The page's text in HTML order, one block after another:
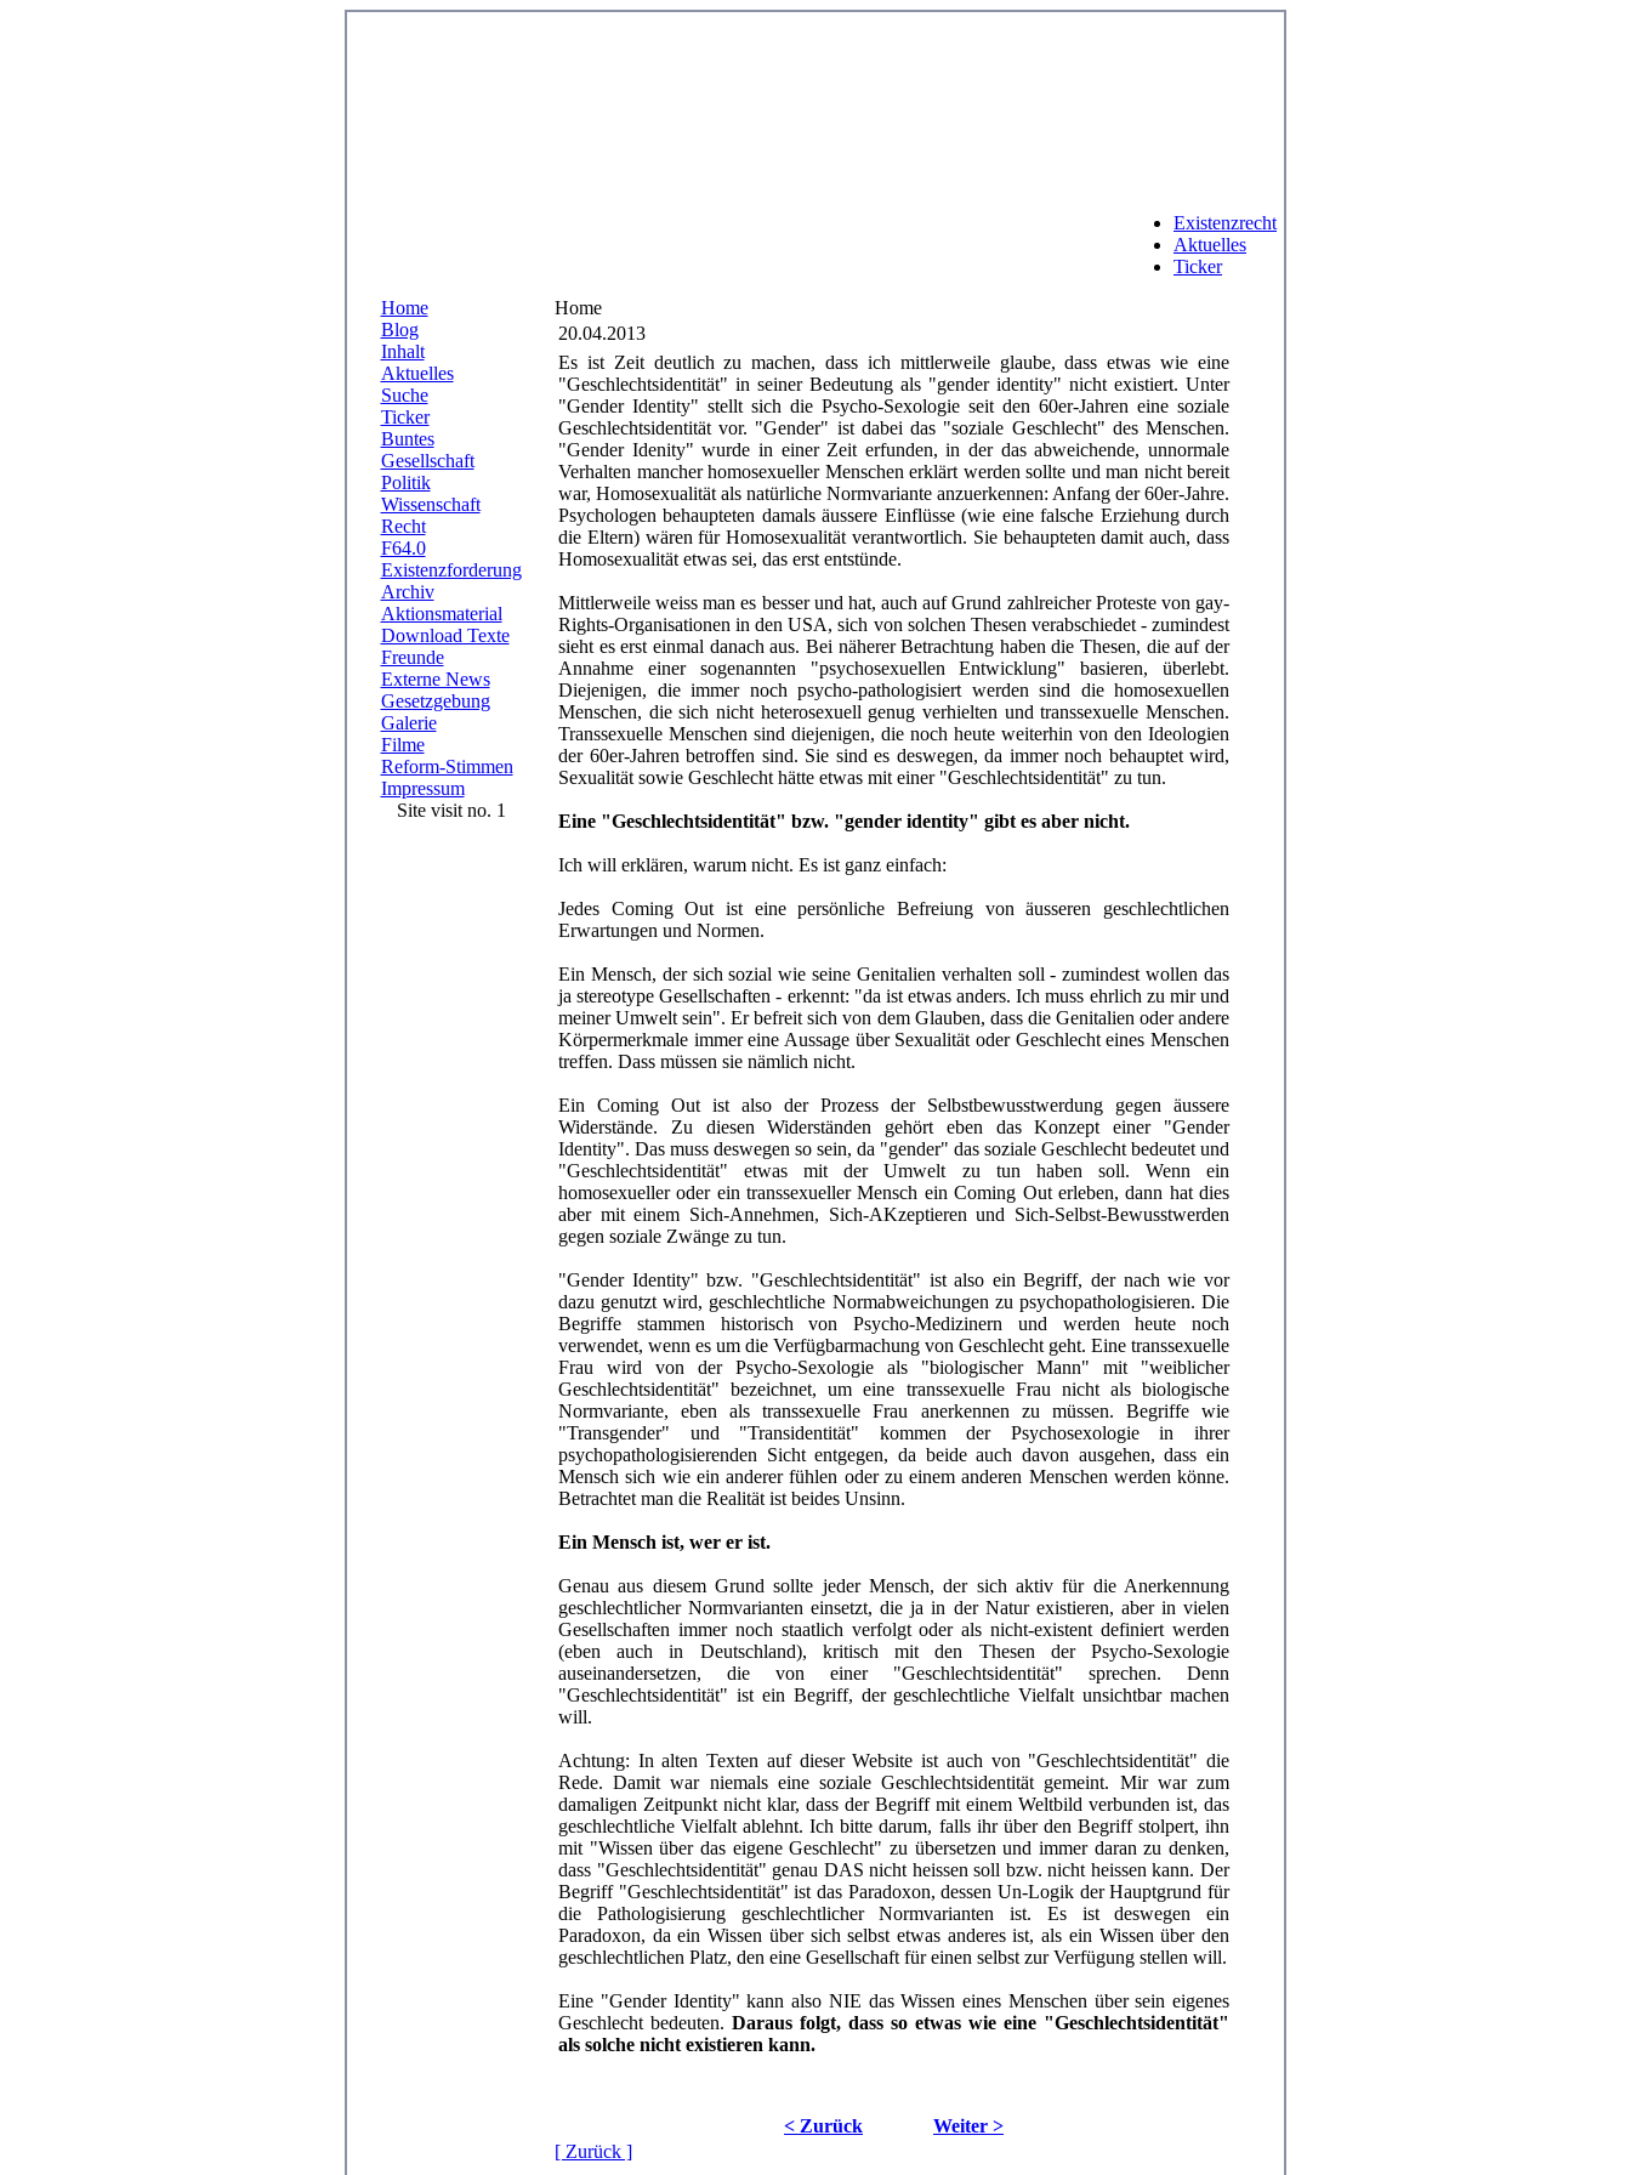
Existenzrecht
Aktuelles
Ticker
Home
Blog
Inhalt
Aktuelles
Suche
Ticker
Buntes
Gesellschaft
Politik
Wissenschaft
Recht
F64.0
Existenzforderung
Archiv
Aktionsmaterial
Download Texte
Freunde
Externe News
Gesetzgebung
Galerie
Filme
Reform-Stimmen
Impressum
Site visit no. 1
Home
20.04.2013
Es ist Zeit deutlich zu machen, dass ich mittlerweile glaube, dass etwas wie eine
"Geschlechtsidentität" in seiner Bedeutung als "gender identity" nicht existiert. Unter
"Gender Identity" stellt sich die Psycho-Sexologie seit den 60er-Jahren eine soziale
Geschlechtsidentität vor. "Gender" ist dabei das "soziale Geschlecht" des Menschen.
"Gender Idenity" wurde in einer Zeit erfunden, in der das abweichende, unnormale
Verhalten mancher homosexueller Menschen erklärt werden sollte und man nicht bereit
war, Homosexualität als natürliche Normvariante anzuerkennen: Anfang der 60er-Jahre.
Psychologen behaupteten damals äussere Einflüsse (wie eine falsche Erziehung durch
die Eltern) wären für Homosexualität verantwortlich. Sie behaupteten damit auch, dass
Homosexualität etwas sei, das erst entstünde.
Mittlerweile weiss man es besser und hat, auch auf Grund zahlreicher Proteste von gay-
Rights-Organisationen in den USA, sich von solchen Thesen verabschiedet - zumindest
sieht es erst einmal danach aus. Bei näherer Betrachtung haben die Thesen, die auf der
Annahme einer sogenannten "psychosexuellen Entwicklung" basieren, überlebt.
Diejenigen, die immer noch psycho-pathologisiert werden sind die homosexuellen
Menschen, die sich nicht heterosexuell genug verhielten und transsexuelle Menschen.
Transsexuelle Menschen sind diejenigen, die noch heute weiterhin von den Ideologien
der 60er-Jahren betroffen sind. Sie sind es deswegen, da immer noch behauptet wird,
Sexualität sowie Geschlecht hätte etwas mit einer "Geschlechtsidentität" zu tun.
Eine "Geschlechtsidentität" bzw. "gender identity" gibt es aber nicht.
Ich will erklären, warum nicht. Es ist ganz einfach:
Jedes Coming Out ist eine persönliche Befreiung von äusseren geschlechtlichen
Erwartungen und Normen.
Ein Mensch, der sich sozial wie seine Genitalien verhalten soll - zumindest wollen das
ja stereotype Gesellschaften - erkennt: "da ist etwas anders. Ich muss ehrlich zu mir und
meiner Umwelt sein". Er befreit sich von dem Glauben, dass die Genitalien oder andere
Körpermerkmale immer eine Aussage über Sexualität oder Geschlecht eines Menschen
treffen. Dass müssen sie nämlich nicht.
Ein Coming Out ist also der Prozess der Selbstbewusstwerdung gegen äussere
Widerstände. Zu diesen Widerständen gehört eben das Konzept einer "Gender
Identity". Das muss deswegen so sein, da "gender" das soziale Geschlecht bedeutet und
"Geschlechtsidentität" etwas mit der Umwelt zu tun haben soll. Wenn ein
homosexueller oder ein transsexueller Mensch ein Coming Out erleben, dann hat dies
aber mit einem Sich-Annehmen, Sich-AKzeptieren und Sich-Selbst-Bewusstwerden
gegen soziale Zwänge zu tun.
"Gender Identity" bzw. "Geschlechtsidentität" ist also ein Begriff, der nach wie vor
dazu genutzt wird, geschlechtliche Normabweichungen zu psychopathologisieren. Die
Begriffe stammen historisch von Psycho-Medizinern und werden heute noch
verwendet, wenn es um die Verfügbarmachung von Geschlecht geht. Eine transsexuelle
Frau wird von der Psycho-Sexologie als "biologischer Mann" mit "weiblicher
Geschlechtsidentität" bezeichnet, um eine transsexuelle Frau nicht als biologische
Normvariante, eben als transsexuelle Frau anerkennen zu müssen. Begriffe wie
"Transgender" und "Transidentität" kommen der Psychosexologie in ihrer
psychopathologisierenden Sicht entgegen, da beide auch davon ausgehen, dass ein
Mensch sich wie ein anderer fühlen oder zu einem anderen Menschen werden könne.
Betrachtet man die Realität ist beides Unsinn.
Ein Mensch ist, wer er ist.
Genau aus diesem Grund sollte jeder Mensch, der sich aktiv für die Anerkennung
geschlechtlicher Normvarianten einsetzt, die ja in der Natur existieren, aber in vielen
Gesellschaften immer noch staatlich verfolgt oder als nicht-existent definiert werden
(eben auch in Deutschland), kritisch mit den Thesen der Psycho-Sexologie
auseinandersetzen, die von einer "Geschlechtsidentität" sprechen. Denn
"Geschlechtsidentität" ist ein Begriff, der geschlechtliche Vielfalt unsichtbar machen
will.
Achtung: In alten Texten auf dieser Website ist auch von "Geschlechtsidentität" die
Rede. Damit war niemals eine soziale Geschlechtsidentität gemeint. Mir war zum
damaligen Zeitpunkt nicht klar, dass der Begriff mit einem Weltbild verbunden ist, das
geschlechtliche Vielfalt ablehnt. Ich bitte darum, falls ihr über den Begriff stolpert, ihn
mit "Wissen über das eigene Geschlecht" zu übersetzen und immer daran zu denken,
dass "Geschlechtsidentität" genau DAS nicht heissen soll bzw. nicht heissen kann. Der
Begriff "Geschlechtsidentität" ist das Paradoxon, dessen Un-Logik der Hauptgrund für
die Pathologisierung geschlechtlicher Normvarianten ist. Es ist deswegen ein
Paradoxon, da ein Wissen über sich selbst etwas anderes ist, als ein Wissen über den
geschlechtlichen Platz, den eine Gesellschaft für einen selbst zur Verfügung stellen will.
Eine "Gender Identity" kann also NIE das Wissen eines Menschen über sein eigenes
Geschlecht bedeuten. Daraus folgt, dass so etwas wie eine "Geschlechtsidentität"
als solche nicht existieren kann.
< Zurück
Weiter >
[ Zurück ]